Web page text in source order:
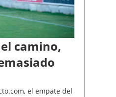
camino,
el empate del